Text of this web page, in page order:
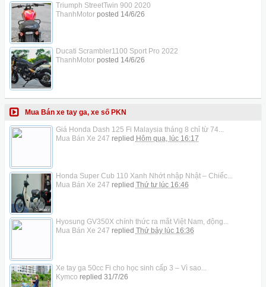
Triumph StreetTwin 900 2020
ThanhMotorposted 14/6/26
Ducati Scrambler1100 Sport Pro 2022
ThanhMotorposted 14/6/26
Mua Bán xe tay ga, xe số PKN
Giá Honda Dash 125 Fi Malaysia tháng 8 chỉ từ 74...
Mua Bán Xe 247 replied Hôm qua, lúc 16:17
Honda Super Cub 110 Xanh Nhớt nhập Nhật – Chiếc...
Mua Bán Xe 247 replied Thứ tư lúc 16:46
Hyosung GV350X chính thức ra mắt Việt Nam, động...
Mua Bán Xe 247 replied Thứ bảy lúc 16:36
Xe tay ga 50cc Fi cho học sinh cấp 3 – Vì sao...
Kymco replied 31/7/26